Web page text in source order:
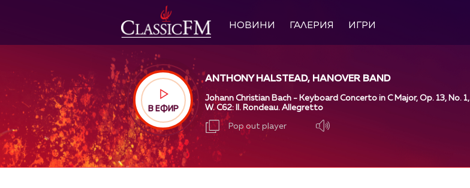
НОВИНИ ГАЛЕРИЯ ИГРИ
В ЕФИР
ANTHONY HALSTEAD, HANOVER BAND
Johann Christian Bach - Keyboard Concerto in C Major, Op. 13, No. 1,
W. C62: II. Rondeau. Allegretto
Pop out player